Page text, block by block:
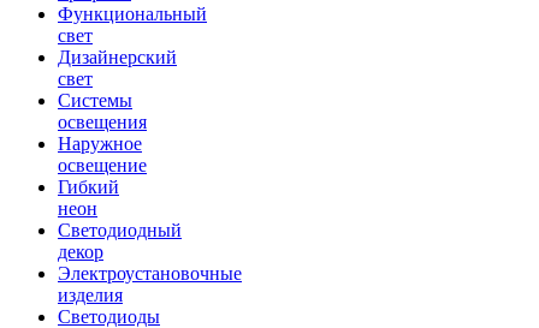
Функциональный
свет
Дизайнерский
свет
Системы
освещения
Наружное
освещение
Гибкий
неон
Светодиодный
декор
Электроустановочные
изделия
Светодиоды